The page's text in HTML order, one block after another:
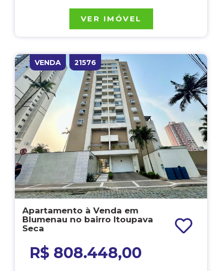
VER IMÓVEL
VENDA 21576
Apartamento à Venda em
Blumenau no bairro Itoupava
Seca
R$ 808.448,00